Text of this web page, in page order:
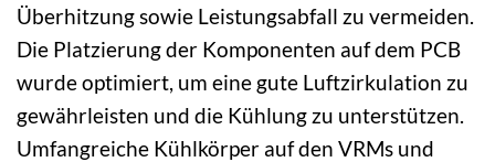
Überhitzung sowie Leistungsabfall zu vermeiden.
Die Platzierung der Komponenten auf dem PCB
wurde optimiert, um eine gute Luftzirkulation zu
gewährleisten und die Kühlung zu unterstützen.
Umfangreiche Kühlkörper auf den VRMs und